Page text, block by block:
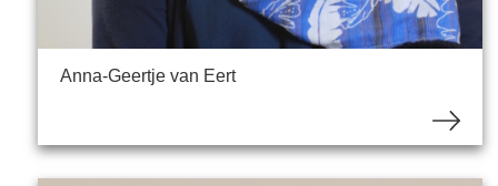
Anna-Geertje van Eert